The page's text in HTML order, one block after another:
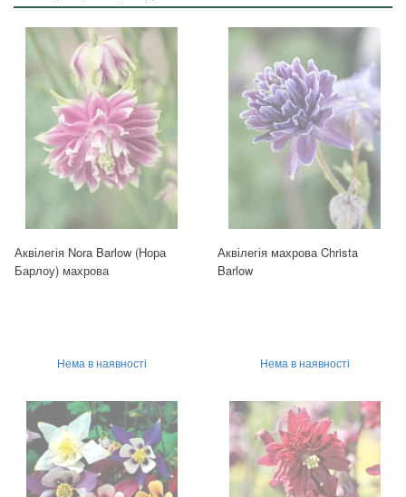
Аквілегія Nora Barlow (Нора
Барлоу) махрова
Нема в наявності
Аквілегія махрова Christa
Barlow
Нема в наявності